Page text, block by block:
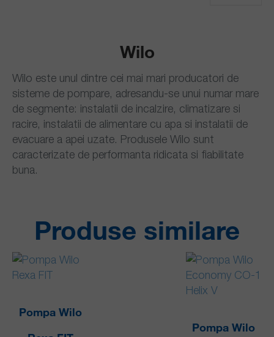
Wilo
Wilo este unul dintre cei mai mari producatori de
sisteme de pompare, adresandu-se unui numar mare
de segmente: instalatii de incalzire, climatizare si
racire, instalatii de alimentare cu apa si instalatii de
evacuare a apei uzate. Produsele Wilo sunt
caracterizate de performanta ridicata si fiabilitate
buna.
Produse similare
Pompa Wilo
Pompa Wilo